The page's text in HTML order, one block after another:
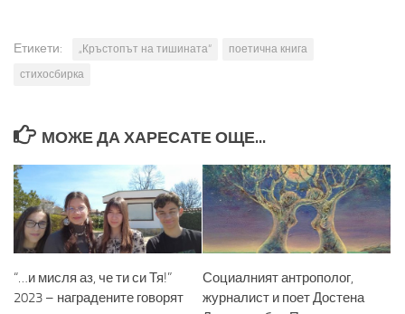
Етикети: „Кръстопът на тишината“
поетична книга
стихосбирка
МОЖЕ ДА ХАРЕСАТЕ ОЩЕ...
“…и мисля аз, че ти си Тя!”
2023 – наградените говорят
Социалният антрополог,
журналист и поет Достена